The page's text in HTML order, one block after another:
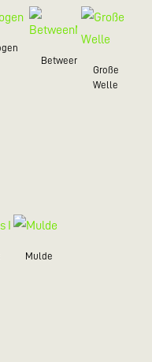
BetweenMe
Große
Welle
Mulde